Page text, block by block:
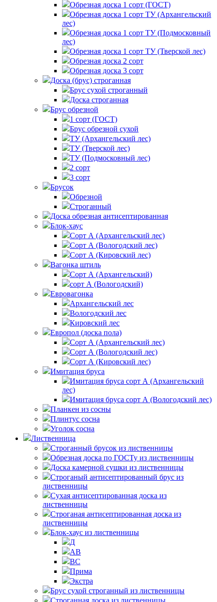
Обрезная доска 1 сорт (ГОСТ)
Обрезная доска 1 сорт ТУ (Архангельский
лес)
Обрезная доска 1 сорт ТУ (Подмосковный
лес)
Обрезная доска 1 сорт ТУ (Тверской лес)
Обрезная доска 2 сорт
Обрезная доска 3 сорт
Доска (брус) строганная
Брус сухой строганный
Доска строганная
Брус обрезной
1 сорт (ГОСТ)
Брус обрезной сухой
ТУ (Архангельский лес)
ТУ (Тверской лес)
ТУ (Подмосковный лес)
2 сорт
3 сорт
Брусок
Обрезной
Строганный
Доска обрезная антисептированная
Блок-хаус
Сорт А (Архангельский лес)
Сорт А (Вологодский лес)
Сорт А (Кировский лес)
Вагонка штиль
Сорт А (Архангельский)
сорт А (Вологодский)
Евровагонка
Архангельский лес
Вологодский лес
Кировский лес
Европол (доска пола)
Сорт А (Архангельский лес)‎
Сорт А (Вологодский лес)‎
Сорт А (Кировский лес)‎
Имитация бруса
Имитация бруса сорт А (Архангельский
лес)
Имитация бруса сорт А (Вологодский лес)
Планкен из сосны
Плинтус сосна
Уголок сосна
Лиственница
Строганный брусок из лиственницы
Обрезная доска по ГОСТу из лиственницы
Доска камерной сушки из лиственницы
Строганый антисептированный брус из
лиственницы
Сухая антисептированная доска из
лиственницы
Строганая антисептированная доска из
лиственницы
Блок-хаус из лиственницы
Д
АВ
ВС
Прима
Экстра
Брус сухой строганный из лиственницы